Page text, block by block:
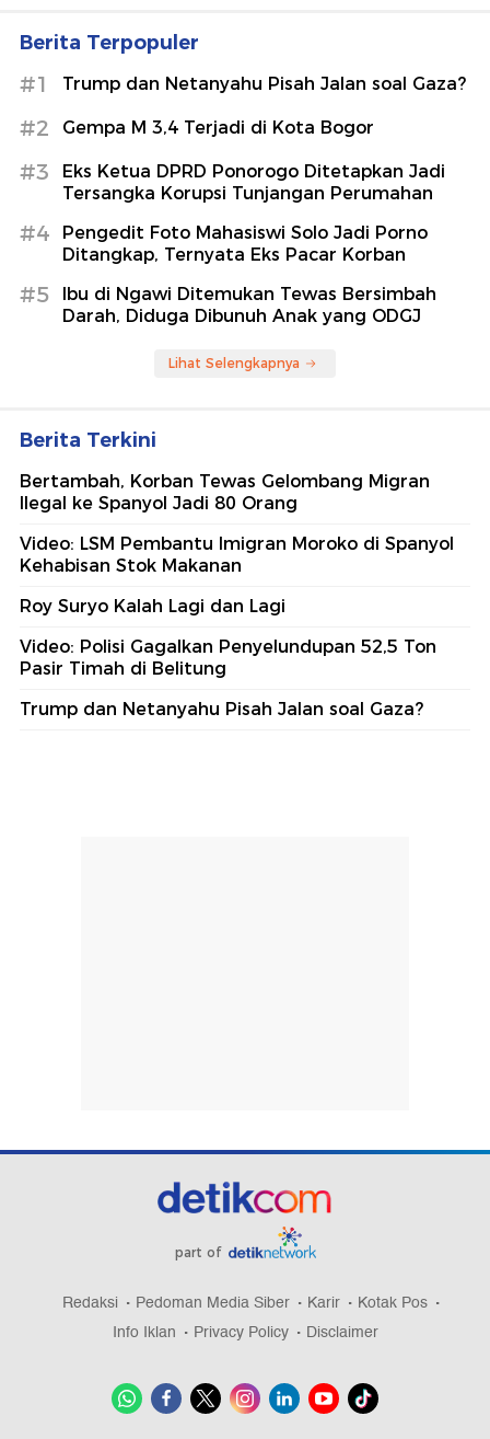
Berita Terpopuler
#1 Trump dan Netanyahu Pisah Jalan soal Gaza?
#2 Gempa M 3,4 Terjadi di Kota Bogor
#3
Eks Ketua DPRD Ponorogo Ditetapkan Jadi
Tersangka Korupsi Tunjangan Perumahan
#4
Pengedit Foto Mahasiswi Solo Jadi Porno
Ditangkap, Ternyata Eks Pacar Korban
#5
Ibu di Ngawi Ditemukan Tewas Bersimbah
Darah, Diduga Dibunuh Anak yang ODGJ
Lihat Selengkapnya
Berita Terkini
Bertambah, Korban Tewas Gelombang Migran
Ilegal ke Spanyol Jadi 80 Orang
Video: LSM Pembantu Imigran Moroko di Spanyol
Kehabisan Stok Makanan
Roy Suryo Kalah Lagi dan Lagi
Video: Polisi Gagalkan Penyelundupan 52,5 Ton
Pasir Timah di Belitung
Trump dan Netanyahu Pisah Jalan soal Gaza?
part of
Redaksi Pedoman Media Siber Karir
Kotak Pos
Info Iklan
Privacy Policy Disclaimer